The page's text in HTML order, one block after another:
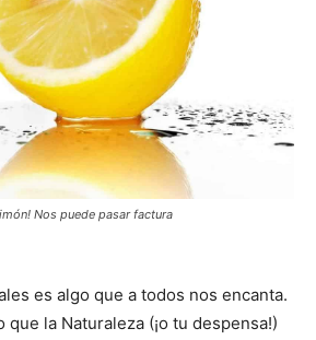
Nos puede pasar factura
es algo que a todos nos encanta.
la Naturaleza (¡o tu despensa!)